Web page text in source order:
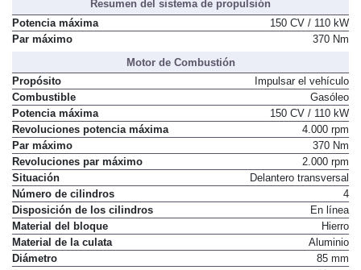
Resumen del sistema de propulsión
Potencia máxima
150 CV / 110 kW
Par máximo
370 Nm
Motor de Combustión
Propósito
Impulsar el vehículo
Combustible
Gasóleo
Potencia máxima
150 CV / 110 kW
Revoluciones potencia máxima
4.000 rpm
Par máximo
370 Nm
Revoluciones par máximo
2.000 rpm
Situación
Delantero transversal
Número de cilindros
4
Disposición de los cilindros
En línea
Material del bloque
Hierro
Material de la culata
Aluminio
Diámetro
85 mm